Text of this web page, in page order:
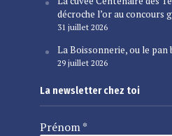
décroche l’or au concours
31 juillet 2026
La Boissonnerie, ou le pan
29 juillet 2026
La newsletter chez toi
Prénom*